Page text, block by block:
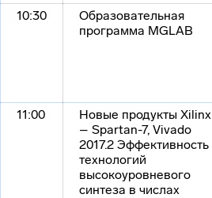
10:30
Образовательная
программа MGLAB
11:00
Новые продукты Xilinx
– Spartan-7, Vivado
2017.2 Эффективность
технологий
высокоуровневого
синтеза в числах